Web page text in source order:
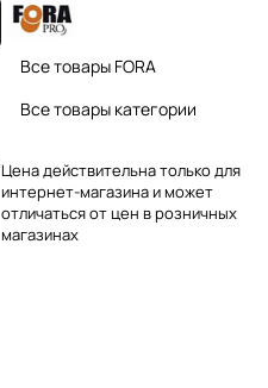
Все товары FORA
Все товары категории
Цена действительна только для
интернет-магазина и может
отличаться от цен в розничных
магазинах